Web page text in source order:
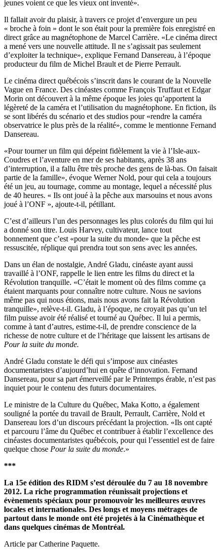
jeunes voient ce que les vieux ont inventé».
Il fallait avoir du plaisir, à travers ce projet d’envergure un peu
« broche à foin » dont le son était pour la première fois enregistré en
direct grâce au magnétophone de Marcel Carrière. «Le cinéma direct
a mené vers une nouvelle attitude. Il ne s’agissait pas seulement
d’exploiter la technique», explique Fernand Dansereau, à l’époque
producteur du film de Michel Brault et de Pierre Perrault.
Le cinéma direct québécois s’inscrit dans le courant de la Nouvelle
Vague en France. Des cinéastes comme François Truffaut et Edgar
Morin ont découvert à la même époque les joies qu’apportent la
légèreté de la caméra et l’utilisation du magnétophone. En fiction, ils
se sont libérés du scénario et des studios pour «rendre la caméra
observatrice le plus près de la réalité», comme le mentionne Fernand
Dansereau.
«Pour tourner un film qui dépeint fidèlement la vie à l’Isle-aux-
Coudres et l’aventure en mer de ses habitants, après 38 ans
d’interruption, il a fallu être très proche des gens de là-bas. On faisait
partie de la famille», évoque Werner Nold, pour qui cela a toujours
été un jeu, au tournage, comme au montage, lequel a nécessité plus
de 40 heures. « Ils ont joué à la pêche aux marsouins et nous avons
joué à l’ONF », ajoute-t-il, pétillant.
C’est d’ailleurs l’un des personnages les plus colorés du film qui lui
a donné son titre. Louis Harvey, cultivateur, lance tout
bonnement que c’est «pour la suite du monde» que la pêche est
ressuscitée, réplique qui prendra tout son sens avec les années.
Dans un élan de nostalgie, André Gladu, cinéaste ayant aussi
travaillé à l’ONF, rappelle le lien entre les films du direct et la
Révolution tranquille. «C’était le moment où des films comme ça
étaient marquants pour connaître notre culture. Nous ne savions
même pas qui nous étions, mais nous avons fait la Révolution
tranquille», relève-t-il. Gladu, à l’époque, ne croyait pas qu’un tel
film puisse avoir été réalisé et tourné au Québec. Il lui a permis,
comme à tant d’autres, estime-t-il, de prendre conscience de la
richesse de notre culture et de l’héritage que laissent les artisans de
Pour la suite du monde.
André Gladu constate le défi qui s’impose aux cinéastes
documentaristes d’aujourd’hui en quête d’innovation. Fernand
Dansereau, pour sa part émerveillé par le Printemps érable, n’est pas
inquiet pour le contenu des futurs documentaires.
Le ministre de la Culture du Québec, Maka Kotto, a également
souligné la portée du travail de Brault, Perrault, Carrière, Nold et
Dansereau lors d’un discours précédant la projection. «Ils ont capté
et parcouru l’âme du Québec et contribuer à établir l’excellence des
cinéastes documentaristes québécois, pour qui l’essentiel est de faire
quelque chose Pour la suite du monde.»
***
La 15e édition des RIDM s’est déroulée du 7 au 18 novembre
2012. La riche programmation réunissait projections et
évènements spéciaux pour promouvoir les meilleures œuvres
locales et internationales. Des longs et moyens métrages de
partout dans le monde ont été projetés à la Cinémathèque et
dans quelques cinémas de Montréal.
Article par Catherine Paquette.